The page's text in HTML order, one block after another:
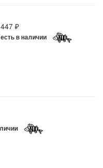
447 ₽
есть в наличии